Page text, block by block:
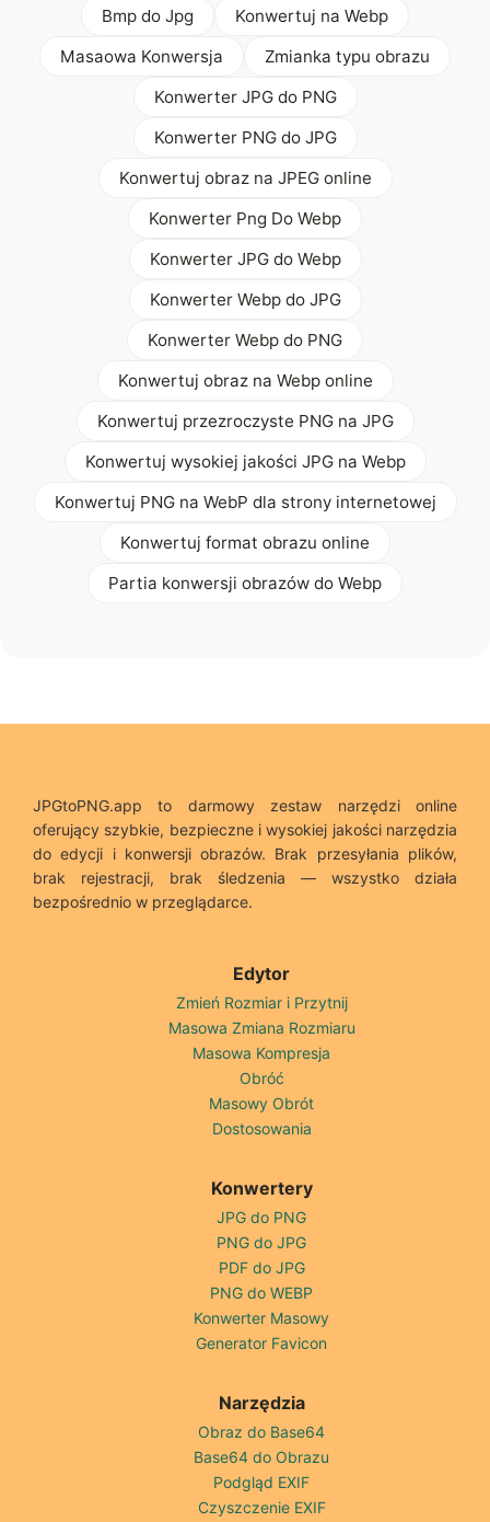
Bmp do Jpg
Konwertuj na Webp
Masaowa Konwersja
Zmianka typu obrazu
Konwerter JPG do PNG
Konwerter PNG do JPG
Konwertuj obraz na JPEG online
Konwerter Png Do Webp
Konwerter JPG do Webp
Konwerter Webp do JPG
Konwerter Webp do PNG
Konwertuj obraz na Webp online
Konwertuj przezroczyste PNG na JPG
Konwertuj wysokiej jakości JPG na Webp
Konwertuj PNG na WebP dla strony internetowej
Konwertuj format obrazu online
Partia konwersji obrazów do Webp
JPGtoPNG.app to darmowy zestaw narzędzi online
oferujący szybkie, bezpieczne i wysokiej jakości narzędzia
do edycji i konwersji obrazów. Brak przesyłania plików,
brak rejestracji, brak śledzenia — wszystko działa
bezpośrednio w przeglądarce.
Edytor
Zmień Rozmiar i Przytnij
Masowa Zmiana Rozmiaru
Masowa Kompresja
Obróć
Masowy Obrót
Dostosowania
Konwertery
JPG do PNG
PNG do JPG
PDF do JPG
PNG do WEBP
Konwerter Masowy
Generator Favicon
Narzędzia
Obraz do Base64
Base64 do Obrazu
Podgląd EXIF
Czyszczenie EXIF